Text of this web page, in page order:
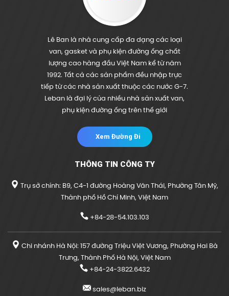
Lê Ban là nhà cung cấp đa dạng các loại
van, gasket và phụ kiện đường ống chất
lượng cao hàng đầu Việt Nam kể từ năm
1992. Tất cả các sản phẩm đều nhập trực
tiếp từ các nhà sản xuất thuộc các nước G-7.
Leban là đại lý của nhiều nhà sản xuất van,
phụ kiện đường ống trên thế giới
Xem Đường Đi
THÔNG TIN CÔNG TY
Trụ sở chính: B9, C4-1 đường Hoàng Văn Thái, Phường Tân Mỹ,
Thành phố Hồ Chí Minh, Việt Nam
+84-28-54.103.103
Chi nhánh Hà Nội: 157 đường Triệu Việt Vương, Phường Hai Bà
Trưng, Thành Phố Hà Nội, Việt Nam
+84-24-3822.6432
sales@leban.biz